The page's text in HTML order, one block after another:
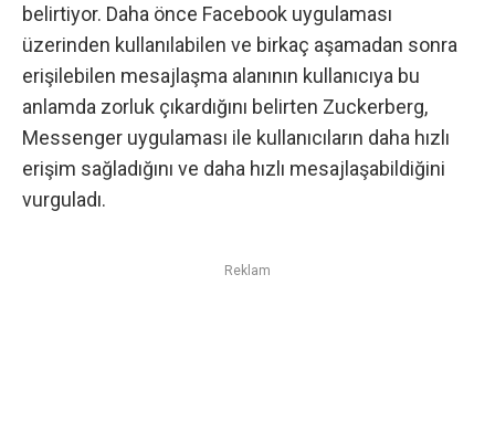
belirtiyor. Daha önce Facebook uygulaması
üzerinden kullanılabilen ve birkaç aşamadan sonra
erişilebilen mesajlaşma alanının kullanıcıya bu
anlamda zorluk çıkardığını belirten Zuckerberg,
Messenger uygulaması ile kullanıcıların daha hızlı
erişim sağladığını ve daha hızlı mesajlaşabildiğini
vurguladı.
Reklam